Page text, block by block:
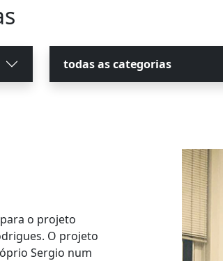
todas as categorias
o projeto
O projeto
Sergio num